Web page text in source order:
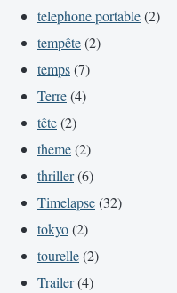
telephone portable(2)
tempête(2)
temps(7)
Terre(4)
tête(2)
theme(2)
thriller(6)
Timelapse(32)
tokyo(2)
tourelle(2)
Trailer(4)